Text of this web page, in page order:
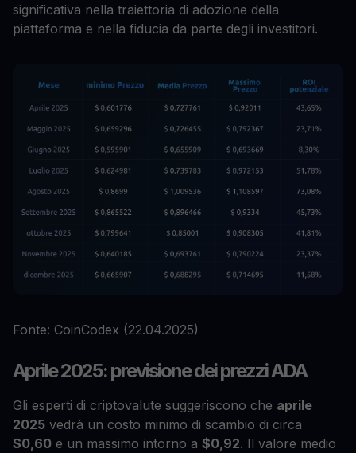
significativa nella traiettoria di adozione della
piattaforma e nella fiducia da parte degli investitori.
Fonte: CoinCodex (22.04.2025)
Aprile 2025: previsione dei prezzi ADA
Gli esperti di criptovalute suggeriscono che aprile
2025 vedrà un costo minimo di scambio di circa
$0,60 e un massimo intorno a $0,92. Il valore medio